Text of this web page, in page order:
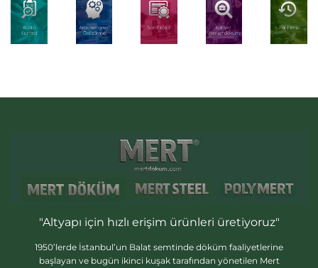
"Altyapı için hızlı erişim ürünleri üretiyoruz"
1950’lerde İstanbul’un Balat semtinde döküm faaliyetlerine
başlayan ve bugün ikinci kuşak tarafından yönetilen Mert